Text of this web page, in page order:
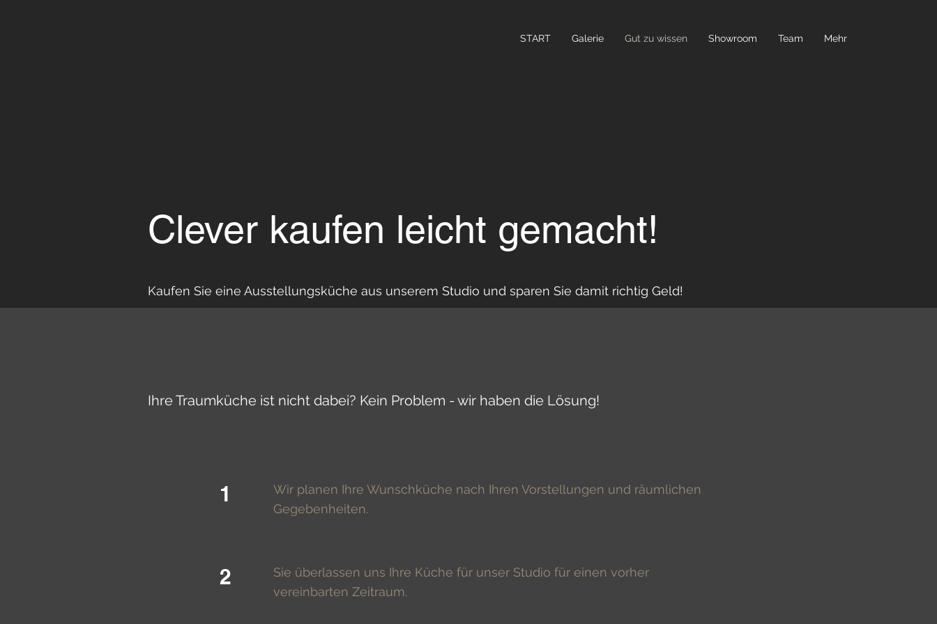
START Galerie Gut zu wissen Showroom Team Mehr
Clever kaufen leicht gemacht!
Kaufen Sie eine Ausstellungsküche aus unserem Studio und sparen Sie damit richtig Geld!
Ihre Traumküche ist nicht dabei? Kein Problem - wir haben die Lösung!
Wir planen Ihre Wunschküche nach Ihren Vorstellungen und räumlichen
Gegebenheiten.
1
Sie überlassen uns Ihre Küche für unser Studio für einen vorher
vereinbarten Zeitraum.
2